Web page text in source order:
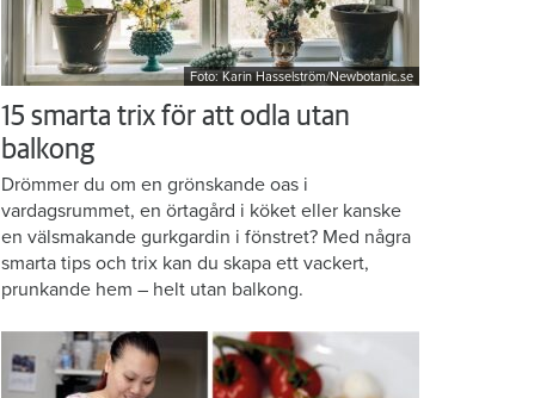
Foto: Karin Hasselström/Newbotanic.se
15 smarta trix för att odla utan
balkong
Drömmer du om en grönskande oas i
vardagsrummet, en örtagård i köket eller kanske
en välsmakande gurkgardin i fönstret? Med några
smarta tips och trix kan du skapa ett vackert,
prunkande hem – helt utan balkong.